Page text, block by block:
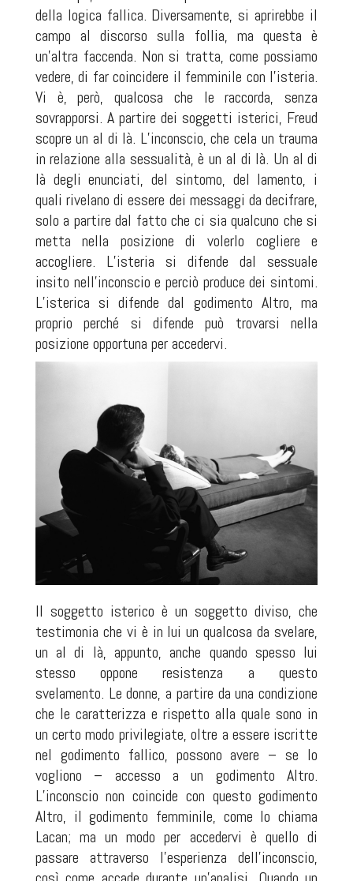
della logica fallica. Diversamente, si aprirebbe il
campo al discorso sulla follia, ma questa è
un’altra faccenda. Non si tratta, come possiamo
vedere, di far coincidere il femminile con l’isteria.
Vi è, però, qualcosa che le raccorda, senza
sovrapporsi. A partire dei soggetti isterici, Freud
scopre un al di là. L’inconscio, che cela un trauma
in relazione alla sessualità, è un al di là. Un al di
là degli enunciati, del sintomo, del lamento, i
quali rivelano di essere dei messaggi da decifrare,
solo a partire dal fatto che ci sia qualcuno che si
metta nella posizione di volerlo cogliere e
accogliere. L’isteria si difende dal sessuale
insito nell’inconscio e perciò produce dei sintomi.
L’isterica si difende dal godimento Altro, ma
proprio perché si difende può trovarsi nella
posizione opportuna per accedervi.
Il soggetto isterico è un soggetto diviso, che
testimonia che vi è in lui un qualcosa da svelare,
un al di là, appunto, anche quando spesso lui
stesso oppone resistenza a questo
svelamento. Le donne, a partire da una condizione
che le caratterizza e rispetto alla quale sono in
un certo modo privilegiate, oltre a essere iscritte
nel godimento fallico, possono avere – se lo
vogliono – accesso a un godimento Altro.
L’inconscio non coincide con questo godimento
Altro, il godimento femminile, come lo chiama
Lacan; ma un modo per accedervi è quello di
passare attraverso l’esperienza dell’inconscio,